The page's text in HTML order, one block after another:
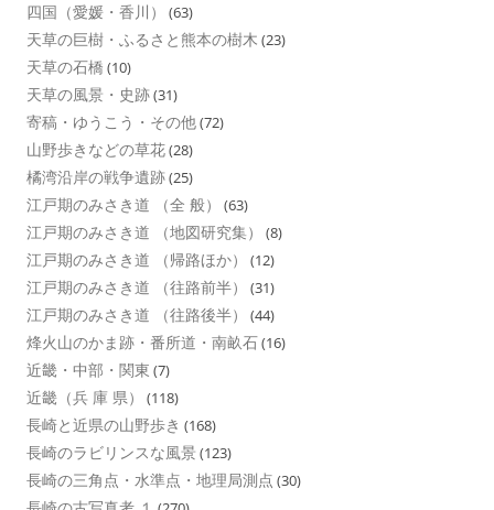
四国（愛媛・香川） (63)
天草の巨樹・ふるさと熊本の樹木 (23)
天草の石橋 (10)
天草の風景・史跡(31)
寄稿・ゆうこう・その他(72)
山野歩きなどの草花(28)
橘湾沿岸の戦争遺跡(25)
江戸期のみさき道 （全 般） (63)
江戸期のみさき道 （地図研究集） (8)
江戸期のみさき道 （帰路ほか） (12)
江戸期のみさき道 （往路前半） (31)
江戸期のみさき道 （往路後半） (44)
烽火山のかま跡・番所道・南畝石(16)
近畿・中部・関東 (7)
近畿（兵 庫 県） (118)
長崎と近県の山野歩き (168)
長崎のラビリンスな風景 (123)
長崎の三角点・水準点・地理局測点 (30)